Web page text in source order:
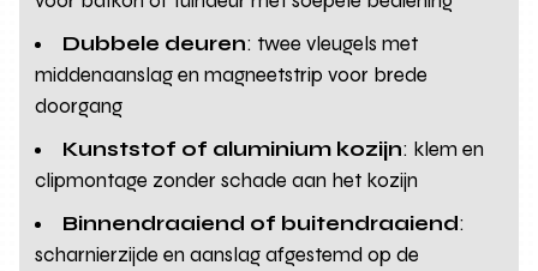
Dubbele deuren: twee vleugels met
middenaanslag en magneetstrip voor brede
doorgang
Kunststof of aluminium kozijn: klem en
clipmontage zonder schade aan het kozijn
Binnendraaiend of buitendraaiend:
scharnierzijde en aanslag afgestemd op de